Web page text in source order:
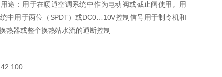
途：用于在暖通空调系统中作为电动阀或截止阀使用。用
中用于两位（SPDT）或DC0…10V控制信号用于制冷机和
热器或整个换热站水流的通断控制